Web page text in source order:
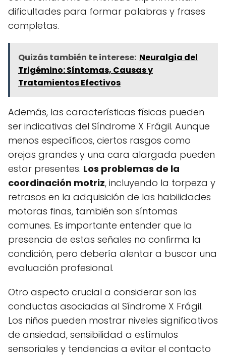
dificultades para formar palabras y frases
completas.
Quizás también te interese: Neuralgia del
Trigémino: Síntomas, Causas y
Tratamientos Efectivos
Además, las características físicas pueden
ser indicativas del Síndrome X Frágil. Aunque
menos específicos, ciertos rasgos como
orejas grandes y una cara alargada pueden
estar presentes. Los problemas de la
coordinación motriz, incluyendo la torpeza y
retrasos en la adquisición de las habilidades
motoras finas, también son síntomas
comunes. Es importante entender que la
presencia de estas señales no confirma la
condición, pero debería alentar a buscar una
evaluación profesional.
Otro aspecto crucial a considerar son las
conductas asociadas al Síndrome X Frágil.
Los niños pueden mostrar niveles significativos
de ansiedad, sensibilidad a estímulos
sensoriales y tendencias a evitar el contacto